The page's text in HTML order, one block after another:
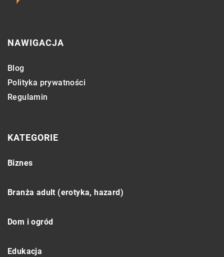
NAWIGACJA
Blog
Polityka prywatności
Regulamin
KATEGORIE
Biznes
Branża adult (erotyka, hazard)
Dom i ogród
Edukacja